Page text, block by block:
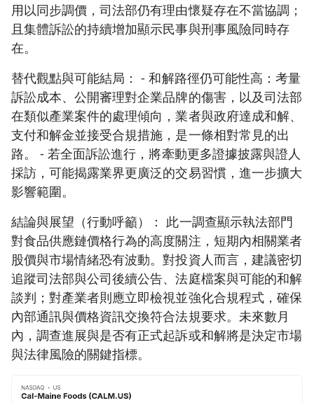
用以同步調價，司法部仍有理由懷疑存在不當協調；
且集體訴訟的持續增加顯示民事與刑事風險同時存
在。
替代觀點與可能結局： - 和解路徑仍可能性高：考量
訴訟成本、公開審理對企業品牌的傷害，以及司法部
在類似產業案件的處理傾向，業者與政府達成和解、
支付和解金並接受合規措施，是一條相對常見的出
路。 - 若全面訴訟進行，將牽動更多證據披露與證人
採訪，可能揭露業界更廣泛的交易習慣，進一步擴大
影響範圍。
結論與展望（行動呼籲）： 此一調查顯示執法部門
對食品供應鏈價格行為的高度關注，短期內相關業者
股價與市場情緒恐有波動。對投資人而言，建議密切
追蹤司法部與公司後續公告、法庭檔案與可能的和解
談判；對產業者則應立即檢視並強化合規程式，確保
內部通訊與價格資訊交換符合法規要求。未來數月
內，調查進展與是否有正式起訴或和解將是決定市場
與法律風險的關鍵指標。